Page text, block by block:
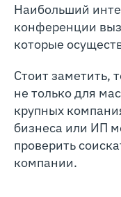
Наибольший
конференции
которые
Стоит заметить,
не только для
крупных
бизнеса или ИП
проверить
компании.